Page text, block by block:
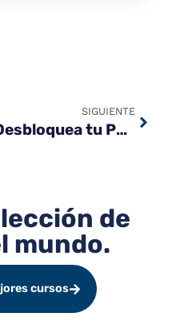
SIGUIENTE
Desbloquea tu Potencial Profesional con MásQueCampus
de
mundo.
cursos